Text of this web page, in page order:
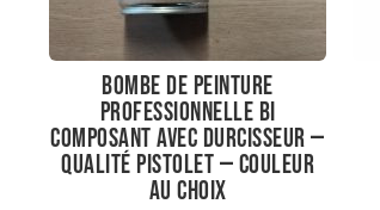
Bombe de peinture
professionnelle bi
composant avec durcisseur —
qualité pistolet — couleur
au choix